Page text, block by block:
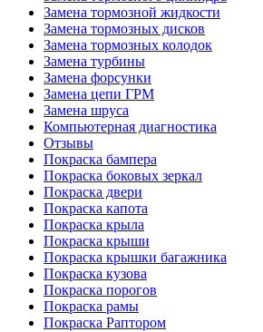
Замена тормозной жидкости
Замена тормозных дисков
Замена тормозных колодок
Замена турбины
Замена форсунки
Замена цепи ГРМ
Замена шруса
Компьютерная диагностика
Отзывы
Покраска бампера
Покраска боковых зеркал
Покраска двери
Покраска капота
Покраска крыла
Покраска крыши
Покраска крышки багажника
Покраска кузова
Покраска порогов
Покраска рамы
Покраска Раптором